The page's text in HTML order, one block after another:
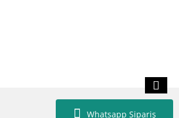
Whatsapp Sipariş